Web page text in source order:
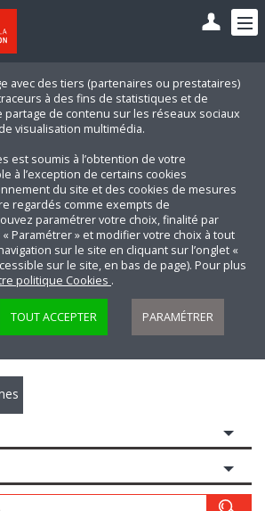
avec des tiers (partenaires ou prestataires)
à des fins de statistiques et de
partage de contenu sur les réseaux sociaux
visualisation multimédia.
est soumis à l’obtention de votre
à l’exception de certains cookies
du site et des cookies de mesures
regardés comme exempts de
paramétrer votre choix, finalité par
Paramétrer » et modifier votre choix à tout
sur le site en cliquant sur l’onglet «
sur le site, en bas de page). Pour plus
politique Cookies .
TOUT ACCEPTER PARAMÉTRER